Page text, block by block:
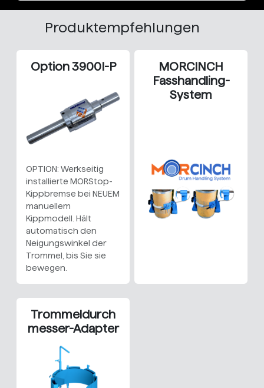
Produktempfehlungen
Option 3900I-P
OPTION: Werkseitig
installierte MORStop-
Kippbremse bei NEUEM
manuellem
Kippmodell. Hält
automatisch den
Neigungswinkel der
Trommel, bis Sie sie
bewegen.
MORCINCH
Fasshandling-
System
Trommeldurch
messer-Adapter